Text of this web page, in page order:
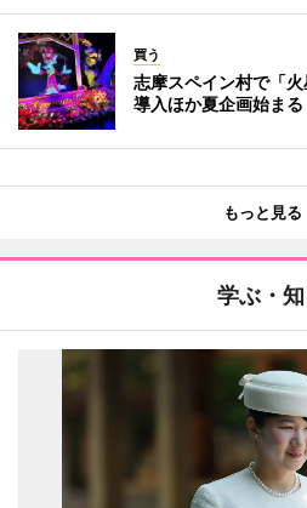
買う
志摩スペイン村で「
導入ほか夏企画始まる
もっと見る
学ぶ・